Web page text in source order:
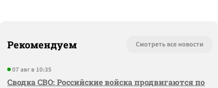
Рекомендуем Смотреть все новости
07 авг в 10:35
Сводка СВО: Российские войска продвигаются по